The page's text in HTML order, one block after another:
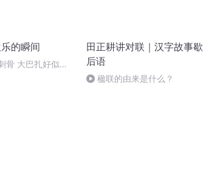
的瞬间
骨 大巴扎好似温
田正耕讲对联｜汉字故事歇
后语
楹联的由来是什么？